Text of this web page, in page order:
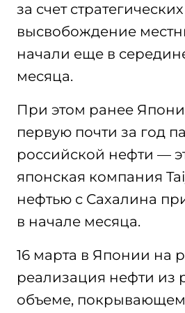
за счет
высвобождение
начали еще в
месяца.
При этом ранее
первую почти за год
российской нефти —
японская компания
нефтью с Сахалина
в начале месяца.
16 марта в Японии на
реализация нефти из
объеме, покрывающем